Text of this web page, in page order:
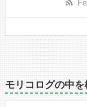
モリコログの中を